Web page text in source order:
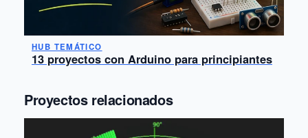
HUB TEMÁTICO
13 proyectos con Arduino para principiantes
Proyectos relacionados